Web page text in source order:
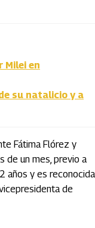
Milei en
su natalicio y a
Fátima Flórez y
de un mes, previo a
años y es reconocida
de